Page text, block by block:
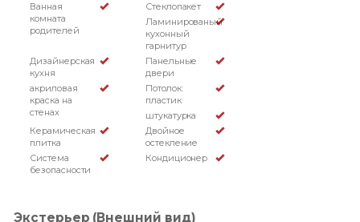
Ванная
комната
родителей
Стеклопакет
Ламинированый
кухонный
гарнитур
Дизайнерская
кухня
Панельные
двери
акриловая
краска на
стенах
Потолок:
пластик
штукатурка
Керамическая
плитка
Двойное
остекление
Система
безопасности
Кондиционер
Экстерьер (Внешний вид)